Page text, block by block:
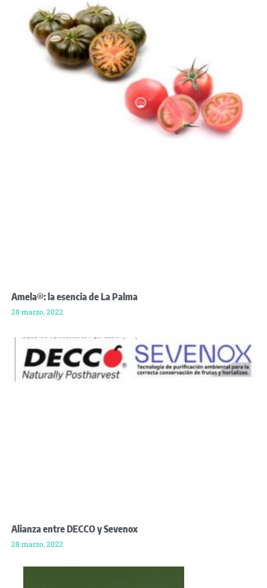
Amela®: la esencia de La Palma
28 marzo, 2022
Alianza entre DECCO y Sevenox
28 marzo, 2022